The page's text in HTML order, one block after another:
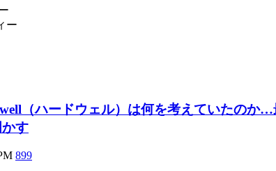
ー
（ハードウェル）は何を考えていたのか
す
899